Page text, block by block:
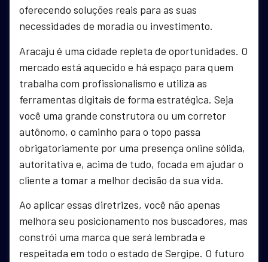
oferecendo soluções reais para as suas
necessidades de moradia ou investimento.
Aracaju é uma cidade repleta de oportunidades. O
mercado está aquecido e há espaço para quem
trabalha com profissionalismo e utiliza as
ferramentas digitais de forma estratégica. Seja
você uma grande construtora ou um corretor
autônomo, o caminho para o topo passa
obrigatoriamente por uma presença online sólida,
autoritativa e, acima de tudo, focada em ajudar o
cliente a tomar a melhor decisão da sua vida.
Ao aplicar essas diretrizes, você não apenas
melhora seu posicionamento nos buscadores, mas
constrói uma marca que será lembrada e
respeitada em todo o estado de Sergipe. O futuro